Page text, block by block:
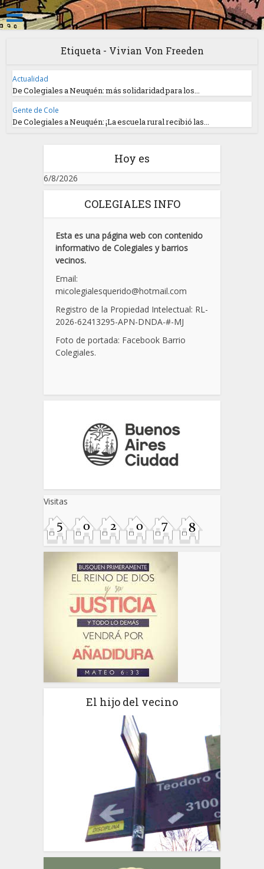
Etiqueta - Vivian Von Freeden
Actualidad
De Colegiales a Neuquén: más solidaridad para los...
Gente de Cole
De Colegiales a Neuquén: ¡La escuela rural recibió las...
Hoy es
6/8/2026
COLEGIALES INFO
Esta es una página web con contenido
informativo de Colegiales y barrios
vecinos.
Email:
micolegialesquerido@hotmail.com
Registro de la Propiedad Intelectual: RL-
2026-62413295-APN-DNDA-#-MJ
Foto de portada: Facebook Barrio
Colegiales.
Visitas
El hijo del vecino